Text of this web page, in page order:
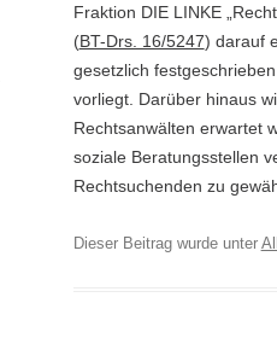
Fraktion DIE LINKE
(BT-Drs. 16/5247) darauf
gesetzlich
vorliegt. Darüber hinaus
Rechtsanwälten erwartet
soziale Beratungsstellen
Rechtsuchenden zu
Dieser Beitrag wurde unter